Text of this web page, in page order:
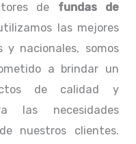
de fundas de
las mejores
y nacionales, somos
a brindar un
de calidad y
las necesidades
nuestros clientes.